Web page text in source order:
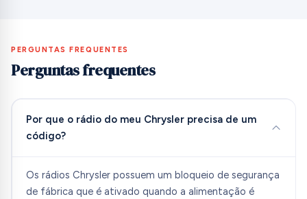
PERGUNTAS FREQUENTES
Perguntas frequentes
Por que o rádio do meu Chrysler precisa de um
código?
Os rádios Chrysler possuem um bloqueio de segurança
de fábrica que é ativado quando a alimentação é